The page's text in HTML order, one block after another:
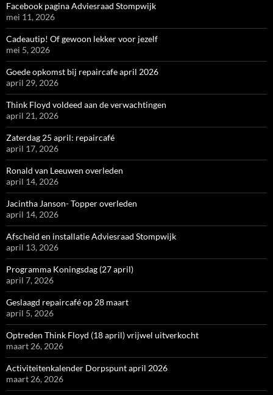
Facebook pagina Adviesraad Stompwijk
mei 11, 2026
Cadeautip! Of gewoon lekker voor jezelf
mei 5, 2026
Goede opkomst bij repaircafe april 2026
april 29, 2026
Think Floyd voldeed aan de verwachtingen
april 21, 2026
Zaterdag 25 april: repaircafé
april 17, 2026
Ronald van Leeuwen overleden
april 14, 2026
Jacintha Janson- Topper overleden
april 14, 2026
Afscheid en installatie Adviesraad Stompwijk
april 13, 2026
Programma Koningsdag (27 april)
april 7, 2026
Geslaagd repaircafé op 28 maart
april 5, 2026
Optreden Think Floyd (18 april) vrijwel uitverkocht
maart 26, 2026
Activiteitenkalender Dorpspunt april 2026
maart 26, 2026